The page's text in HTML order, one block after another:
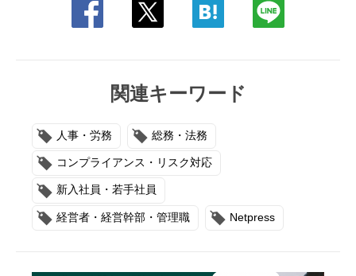
関連キーワード
人事・労務 総務・法務
コンプライアンス・リスク対応
新入社員・若手社員
経営者・経営幹部・管理職 Netpress